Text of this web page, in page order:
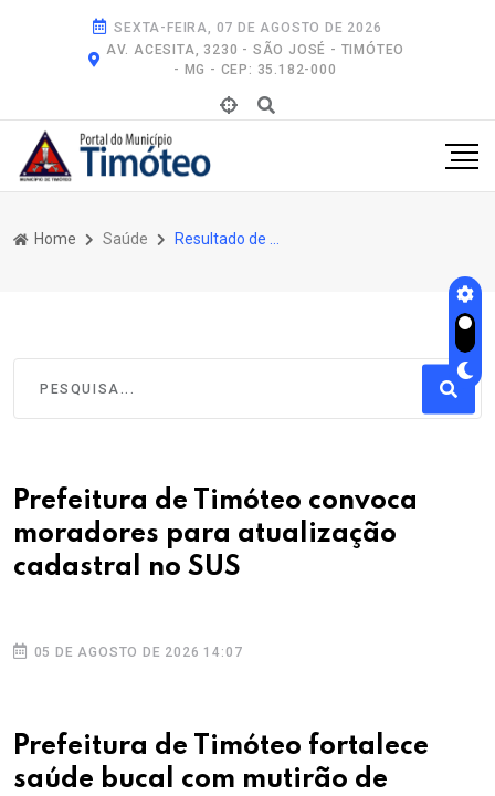
SEXTA-FEIRA, 07 DE AGOSTO DE 2026
AV. ACESITA, 3230 - SÃO JOSÉ - TIMÓTEO
- MG - CEP: 35.182-000
Home Saúde
Prefeitura de Timóteo convoca
moradores para atualização
cadastral no SUS
05 DE AGOSTO DE 2026 14:07
Prefeitura de Timóteo fortalece
saúde bucal com mutirão de